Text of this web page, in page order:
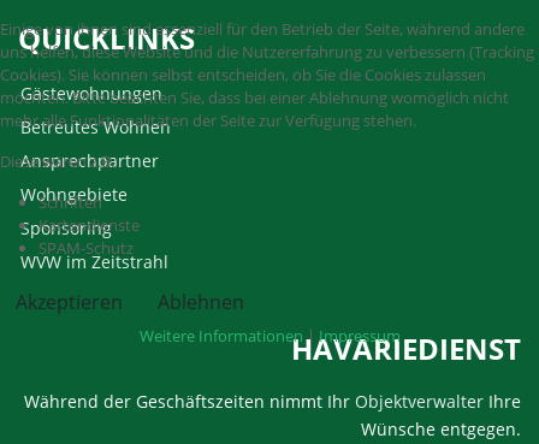
QUICKLINKS
Gästewohnungen
Betreutes Wohnen
Ansprechpartner
Wohngebiete
Sponsoring
WVW im Zeitstrahl
HAVARIEDIENST
Während der Geschäftszeiten nimmt Ihr Objektverwalter Ihre
Wünsche entgegen.
Einige von ihnen sind essenziell für den Betrieb der Seite, während andere
uns helfen, diese Website und die Nutzererfahrung zu verbessern (Tracking
Cookies). Sie können selbst entscheiden, ob Sie die Cookies zulassen
möchten. Bitte beachten Sie, dass bei einer Ablehnung womöglich nicht
mehr alle Funktionalitäten der Seite zur Verfügung stehen.
Diese wären z.B.:
Schriften
Kartendienste
SPAM-Schutz
Akzeptieren Ablehnen
Weitere Informationen| Impressum